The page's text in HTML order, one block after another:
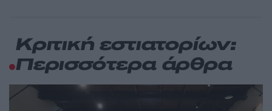
Κριτική εστιατορίων:
Περισσότερα άρθρα